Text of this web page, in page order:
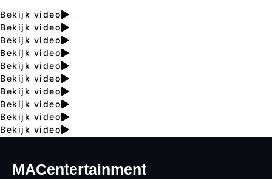
Bekijk video
Bekijk video
Bekijk video
Bekijk video
Bekijk video
Bekijk video
Bekijk video
Bekijk video
Bekijk video
Bekijk video
MACentertainment